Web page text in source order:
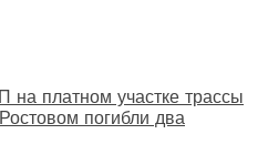
платном участке трассы
погибли два